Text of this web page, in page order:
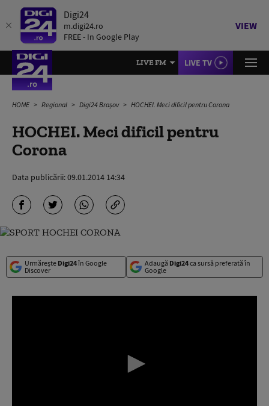
Digi24
m.digi24.ro
FREE - In Google Play
VIEW
LIVE FM LIVE TV
HOME Regional Digi24 Brașov HOCHEI. Meci dificil pentru Corona
HOCHEI. Meci dificil pentru
Corona
Data publicării:09.01.2014 14:34
Urmărește Digi24în Google
Discover
Adaugă Digi24ca sursă preferată în
Google